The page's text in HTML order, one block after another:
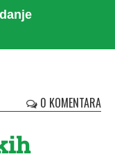
0 KOMENTARA